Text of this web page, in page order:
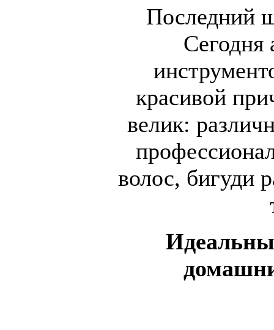
Последний
Сегодня
красивой
велик:
волос, бигуди